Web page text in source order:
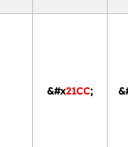
&#x21CC;